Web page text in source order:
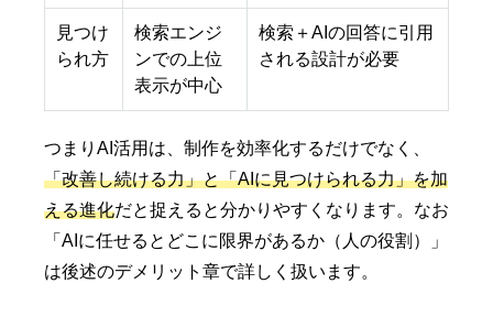
見つけ
られ方
検索エンジ
ンでの上位
表示が中心
検索＋AIの回答に引用
される設計が必要
つまりAI活用は、制作を効率化するだけでなく、
「改善し続ける力」と「AIに見つけられる力」を加
える進化だと捉えると分かりやすくなります。なお
「AIに任せるとどこに限界があるか（人の役割）」
は後述のデメリット章で詳しく扱います。